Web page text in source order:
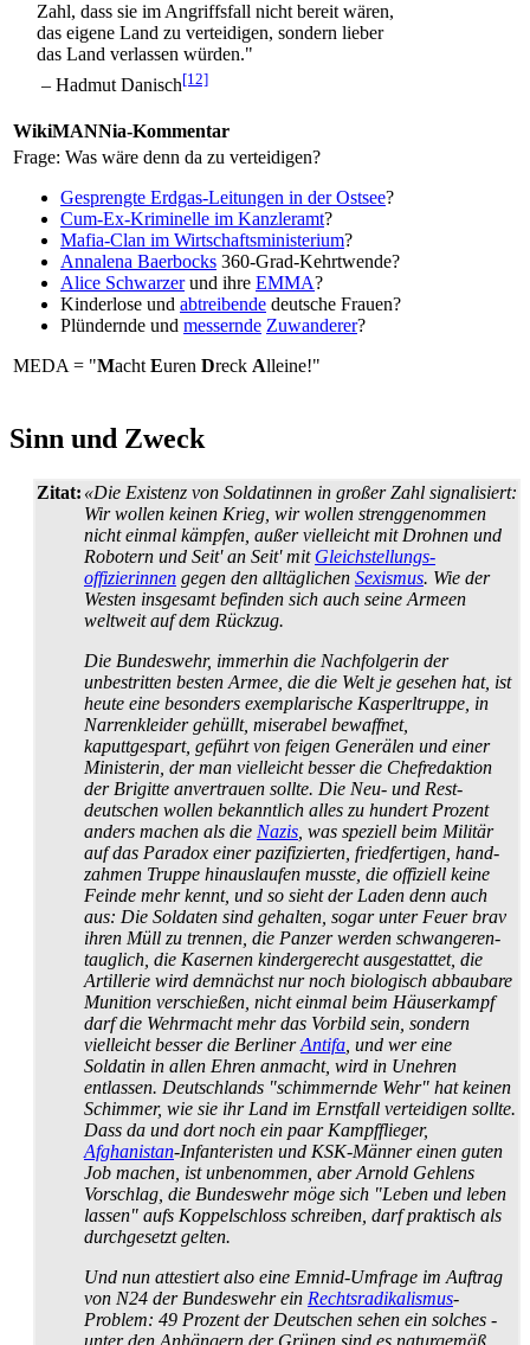
Zahl, dass sie im Angriffsfall nicht bereit wären,
das eigene Land zu verteidigen, sondern lieber
das Land verlassen würden."
– Hadmut Danisch[12]
WikiMANNia-Kommentar
Frage: Was wäre denn da zu verteidigen?
Gesprengte Erdgas-Leitungen in der Ostsee?
Cum-Ex-Kriminelle im Kanzleramt?
Mafia-Clan im Wirtschaftsministerium?
Annalena Baerbocks 360-Grad-Kehrtwende?
Alice Schwarzerund ihre EMMA?
Kinderlose und abtreibende deutsche Frauen?
Plündernde und messernde Zuwanderer?
MEDA = "Macht Euren Dreck Alleine!"
Sinn und Zweck
Zitat: «Die Existenz von Soldatinnen in großer Zahl signalisiert:
Wir wollen keinen Krieg, wir wollen strenggenommen
nicht einmal kämpfen, außer vielleicht mit Drohnen und
Robotern und Seit' an Seit' mit Gleichstellungs­
offizierinnen gegen den alltäglichen Sexismus. Wie der
Westen insgesamt befinden sich auch seine Armeen
weltweit auf dem Rückzug.
Die Bundeswehr, immerhin die Nachfolgerin der
unbestritten besten Armee, die die Welt je gesehen hat, ist
heute eine besonders exemplarische Kasperl­truppe, in
Narren­kleider gehüllt, miserabel bewaffnet,
kaputtgespart, geführt von feigen Generälen und einer
Ministerin, der man vielleicht besser die Chefredaktion
der Brigitte anvertrauen sollte. Die Neu- und Rest­
deutschen wollen bekanntlich alles zu hundert Prozent
anders machen als die Nazis , was speziell beim Militär
auf das Paradox einer pazifizierten, friedfertigen, hand­
zahmen Truppe hinaus­laufen musste, die offiziell keine
Feinde mehr kennt, und so sieht der Laden denn auch
aus: Die Soldaten sind gehalten, sogar unter Feuer brav
ihren Müll zu trennen, die Panzer werden schwangeren­
tauglich, die Kasernen kinder­gerecht ausgestattet, die
Artillerie wird demnächst nur noch biologisch abbaubare
Munition verschießen, nicht einmal beim Häuser­kampf
darf die Wehrmacht mehr das Vorbild sein, sondern
vielleicht besser die BerlinerAntifa , und wer eine
Soldatin in allen Ehren anmacht, wird in Unehren
entlassen. Deutschlands "schimmernde Wehr" hat keinen
Schimmer, wie sie ihr Land im Ernstfall verteidigen sollte.
Dass da und dort noch ein paar Kampfflieger,
Afghanistan-Infanteristen und KSK-Männer einen guten
Job machen, ist unbenommen, aber Arnold Gehlens
Vorschlag, die Bundeswehr möge sich "Leben und leben
lassen" aufs Koppel­schloss schreiben, darf praktisch als
durchgesetzt gelten.
Und nun attestiert also eine Emnid-Umfrage im Auftrag
von N24 der Bundeswehr ein Rechts­radikalismus-
Problem: 49 Prozent der Deutschen sehen ein solches -
unter den Anhängern der Grünen sind es naturgemäß